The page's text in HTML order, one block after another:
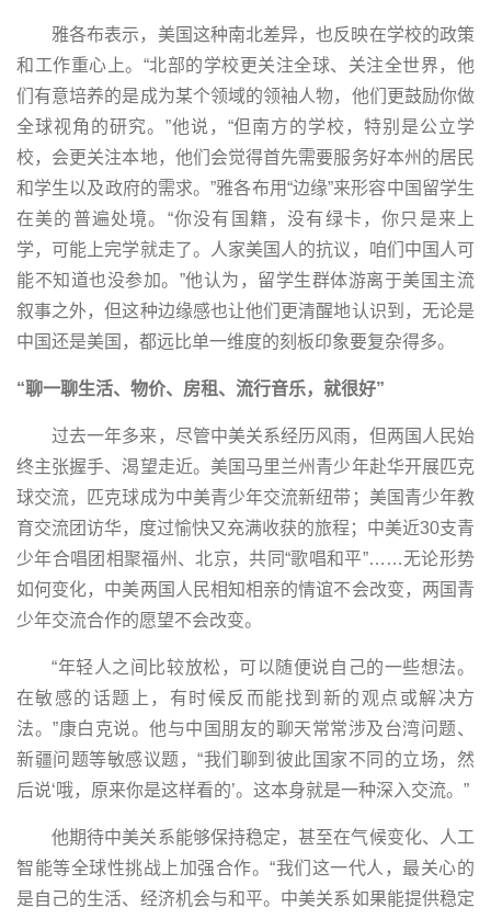
雅各布表示，美国这种南北差异，也反映在学校的政策
和工作重心上。“北部的学校更关注全球、关注全世界，他
们有意培养的是成为某个领域的领袖人物，他们更鼓励你做
全球视角的研究。”他说，“但南方的学校，特别是公立学
校，会更关注本地，他们会觉得首先需要服务好本州的居民
和学生以及政府的需求。”雅各布用“边缘”来形容中国留学生
在美的普遍处境。 “你没有国籍，没有绿卡，你只是来上
学，可能上完学就走了。人家美国人的抗议，咱们中国人可
能不知道也没参加。 ”他认为，留学生群体游离于美国主流
叙事之外，但这种边缘感也让他们更清醒地认识到，无论是
中国还是美国，都远比单一维度的刻板印象要复杂得多。
“聊一聊生活、物价、房租、流行音乐，就很好”
过去一年多来，尽管中美关系经历风雨，但两国人民始
终主张握手、渴望走近。美国马里兰州青少年赴华开展匹克
球交流，匹克球成为中美青少年交流新纽带；美国青少年教
育交流团访华，度过愉快又充满收获的旅程；中美近30支青
少年合唱团相聚福州、北京，共同“歌唱和平”……无论形势
如何变化，中美两国人民相知相亲的情谊不会改变，两国青
少年交流合作的愿望不会改变。
“年轻人之间比较放松，可以随便说自己的一些想法。
在敏感的话题上，有时候反而能找到新的观点或解决方
法。”康白克说。他与中国朋友的聊天常常涉及台湾问题、
新疆问题等敏感议题，“我们聊到彼此国家不同的立场，然
后说‘哦，原来你是这样看的’。这本身就是一种深入交流。”
他期待中美关系能够保持稳定，甚至在气候变化、人工
智能等全球性挑战上加强合作。“我们这一代人，最关心的
是自己的生活、经济机会与和平。中美关系如果能提供稳定